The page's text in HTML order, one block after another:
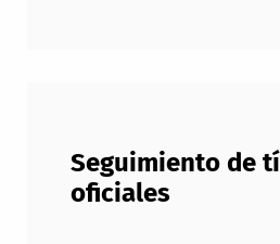
Seguimiento de
oficiales